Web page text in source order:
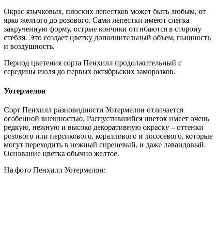
Окрас язычковых, плоских лепестков может быть любым, от
ярко желтого до розового. Сами лепестки имеют слегка
закрученную форму, острые кончики отгибаются в сторону
стебля. Это создает цветку дополнительный объем, пышность
и воздушность.
Период цветения сорта Пенхилл продолжительный с
середины июля до первых октябрьских заморозков.
Уотермелон
Сорт Пенхилл разновидности Уотермелон отличается
особенной внешностью. Распустившийся цветок имеет очень
редкую, нежную и высоко декоративную окраску – оттенки
розового или персикового, кораллового и лососевого, которые
могут переходить в нежный сиреневый, и даже лавандовый.
Основание цветка обычно желтое.
На фото Пенхилл Уотермелон: